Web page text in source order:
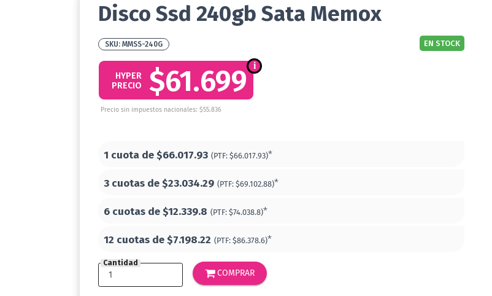
Disco Ssd 240gb Sata Memox
MMSS-240G EN STOCK
$61.699
HYPER
PRECIO
Precio sin impuestos nacionales: $55.836
1 cuota de$66.017.93 (PTF: $66.017.93)*
3 cuotas de$23.034.29 (PTF: $69.102.88)*
6 cuotas de$12.339.8 (PTF: $74.038.8)*
12 cuotas de$7.198.22 (PTF: $86.378.6)*
Cantidad
COMPRAR